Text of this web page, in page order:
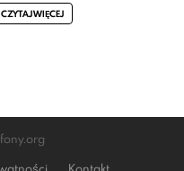
CZYTAJ WIĘCEJ